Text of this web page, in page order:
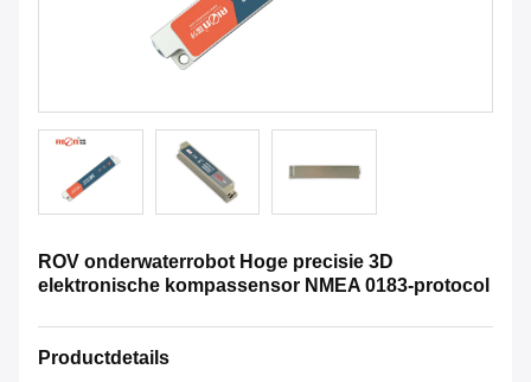
ROV onderwaterrobot Hoge precisie 3D
elektronische kompassensor NMEA 0183-protocol
Productdetails